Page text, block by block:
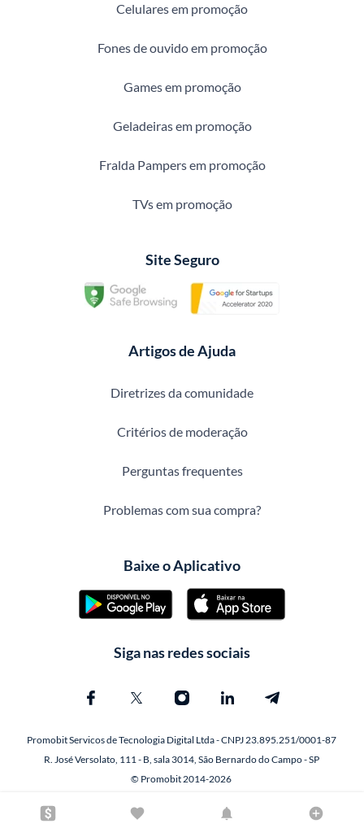
Celulares em promoção
Fones de ouvido em promoção
Games em promoção
Geladeiras em promoção
Fralda Pampers em promoção
TVs em promoção
Site Seguro
Artigos de Ajuda
Diretrizes da comunidade
Critérios de moderação
Perguntas frequentes
Problemas com sua compra?
Baixe o Aplicativo
Siga nas redes sociais
Promobit Servicos de Tecnologia Digital Ltda - CNPJ 23.895.251/0001-87
R. José Versolato, 111 - B, sala 3014, São Bernardo do Campo - SP
© Promobit 2014-2026